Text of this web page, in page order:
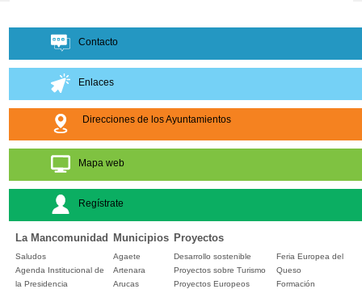
Contacto
Enlaces
Direcciones de los Ayuntamientos
Mapa web
Regístrate
La Mancomunidad Municipios Proyectos
Saludos
Agenda Institucional de
la Presidencia
Agaete
Artenara
Arucas
Desarrollo sostenible
Proyectos sobre Turismo
Proyectos Europeos
Feria Europea del
Queso
Formación